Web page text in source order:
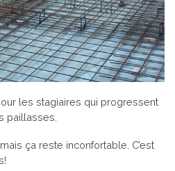
les stagiaires qui progressent
paillasses.
ça reste inconfortable. C’est